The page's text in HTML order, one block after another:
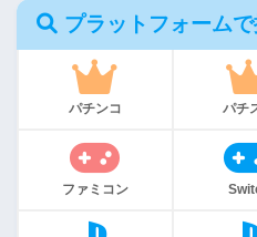
プラットフォーム
パチンコ パチ
ファミコン